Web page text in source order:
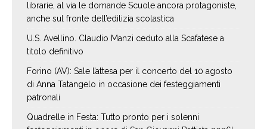
librarie, al via le domande Scuole ancora protagoniste,
anche sul fronte dell’edilizia scolastica
U.S. Avellino. Claudio Manzi ceduto alla Scafatese a
titolo definitivo
Forino (AV): Sale l’attesa per il concerto del 10 agosto
di Anna Tatangelo in occasione dei festeggiamenti
patronali
Quadrelle in Festa: Tutto pronto per i solenni